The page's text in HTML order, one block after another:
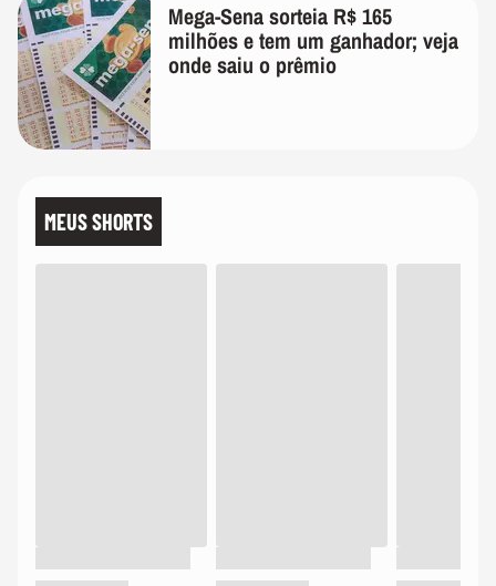
Mega-Sena sorteia R$ 165
milhões e tem um ganhador; veja
onde saiu o prêmio
MEUS SHORTS